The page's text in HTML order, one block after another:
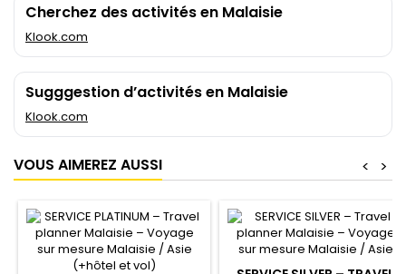
Cherchez des activités en Malaisie
Klook.com
Sugggestion d’activités en Malaisie
Klook.com
VOUS AIMEREZ AUSSI >
<